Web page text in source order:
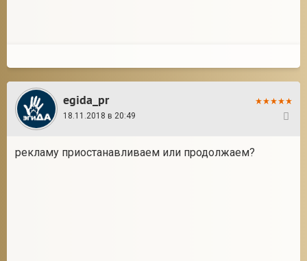
egida_pr
18.11.2018 в 20:49
рекламу приостанавливаем или продолжаем?